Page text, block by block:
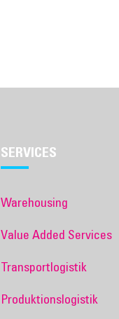
SERVICES
Warehousing
Value Added Services
Transportlogistik
Produktionslogistik